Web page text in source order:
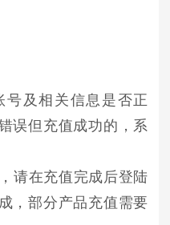
号及相关信息是否正
误但充值成功的，系
请在充值完成后登陆
，部分产品充值需要